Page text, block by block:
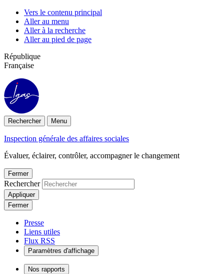
Panneau de gestion des cookies
Vers le contenu principal
Aller au menu
Aller à la recherche
Aller au pied de page
République
Française
Rechercher Menu
Inspection générale des affaires sociales
Évaluer, éclairer, contrôler, accompagner le changement
Fermer
Rechercher
Appliquer
Fermer
Presse
Liens utiles
Flux RSS
Paramètres d'affichage
Nos rapports